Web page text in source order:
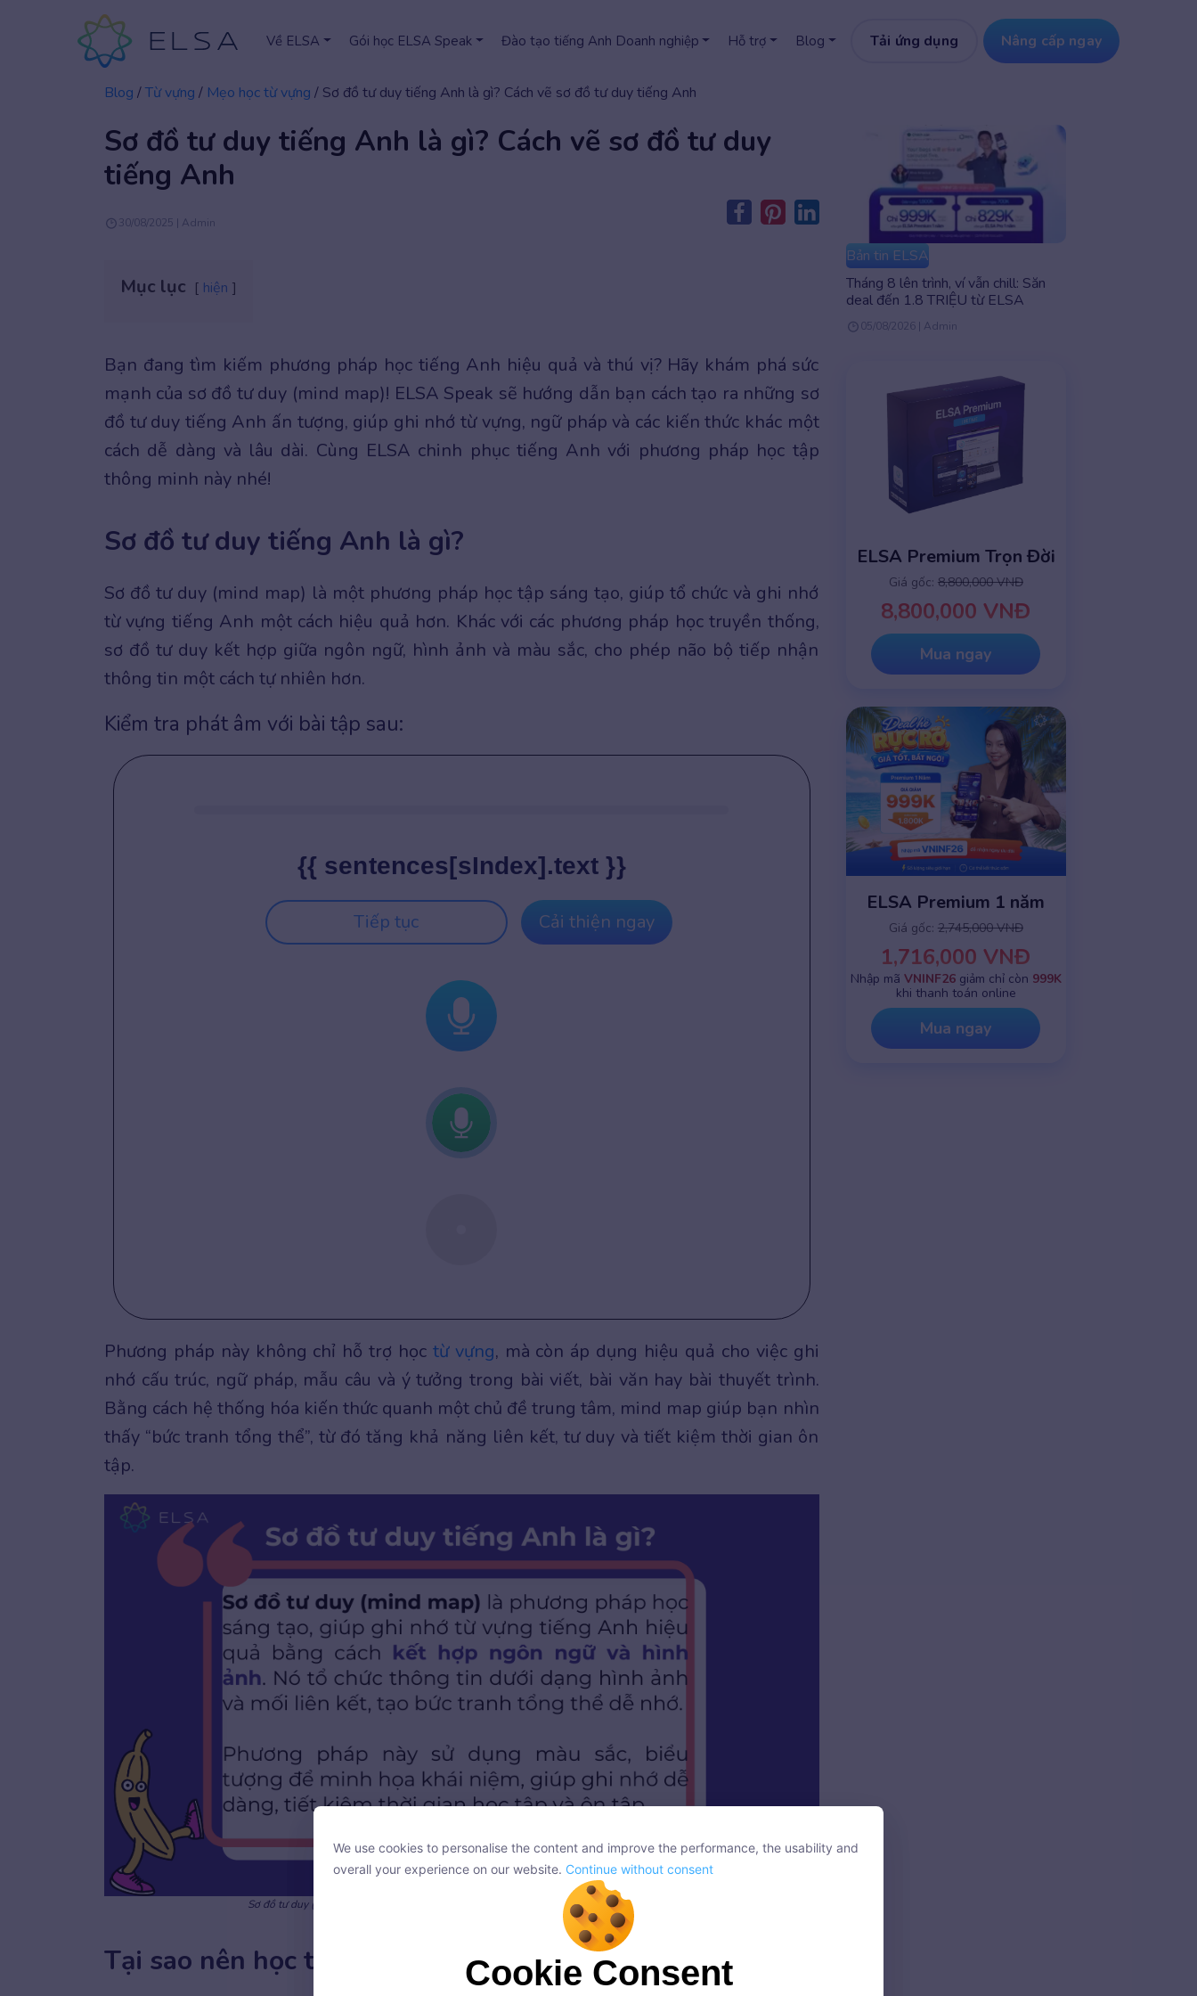
Về ELSA Gói học ELSA Speak Đào tạo tiếng Anh Doanh nghiệp Hỗ trợ Blog Tải ứng dụng Nâng cấp ngay
Blog /Từ vựng / Mẹo học từ vựng / Sơ đồ tư duy tiếng Anh là gì? Cách vẽ sơ đồ tư duy tiếng Anh
Sơ đồ tư duy tiếng Anh là gì? Cách vẽ sơ đồ tư duy
tiếng Anh
30/08/2025 | Admin
Mục lục hiện
Bạn đang tìm kiếm phương pháp học tiếng Anh hiệu quả và thú vị? Hãy khám phá sức
mạnh của sơ đồ tư duy (mind map)! ELSA Speak sẽ hướng dẫn bạn cách tạo ra những sơ
đồ tư duy tiếng Anh ấn tượng, giúp ghi nhớ từ vựng, ngữ pháp và các kiến thức khác một
cách dễ dàng và lâu dài. Cùng ELSA chinh phục tiếng Anh với phương pháp học tập
thông minh này nhé!
Sơ đồ tư duy tiếng Anh là gì?
Sơ đồ tư duy (mind map) là một phương pháp học tập sáng tạo, giúp tổ chức và ghi nhớ
từ vựng tiếng Anh một cách hiệu quả hơn. Khác với các phương pháp học truyền thống,
sơ đồ tư duy kết hợp giữa ngôn ngữ, hình ảnh và màu sắc, cho phép não bộ tiếp nhận
thông tin một cách tự nhiên hơn.
Kiểm tra phát âm với bài tập sau:
{{ sentences[sIndex].text }}
Tiếp tục Cải thiện ngay
Phương pháp này không chỉ hỗ trợ học từ vựng, mà còn áp dụng hiệu quả cho việc ghi
nhớ cấu trúc, ngữ pháp, mẫu câu và ý tưởng trong bài viết, bài văn hay bài thuyết trình.
Bằng cách hệ thống hóa kiến thức quanh một chủ đề trung tâm, mind map giúp bạn nhìn
thấy “bức tranh tổng thể”, từ đó tăng khả năng liên kết, tư duy và tiết kiệm thời gian ôn
tập.
Sơ đồ tư duy (mind map) là phương pháp học tập sáng tạo giúp ghi nhớ thông tin dễ dàng
Tại sao nên học tiếng Anh qua sơ đồ tư duy?
Bản tin ELSA
Tháng 8 lên trình, ví vẫn chill: Săn
deal đến 1.8 TRIỆU từ ELSA
05/08/2026 | Admin
ELSA Premium Trọn Đời
Giá gốc: 8,800,000 VNĐ
8,800,000 VNĐ
Mua ngay
ELSA Premium 1 năm
Giá gốc: 2,745,000 VNĐ
1,716,000 VNĐ
Nhập mã VNINF26giảm chỉ còn 999K
khi thanh toán online
Mua ngay
We use cookies to personalise the content and improve the performance, the usability and
overall your experience on our website.
Continue without consent
Cookie Consent
We use cookies to personalise the content and improve the performance, the usability and
overall your experience on our website. Continue without consent
Cookie Consent